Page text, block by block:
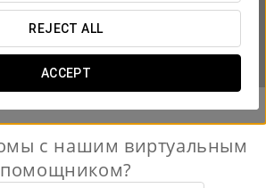
REJECT ALL
ACCEPT

с нашим виртуальным
помощником?